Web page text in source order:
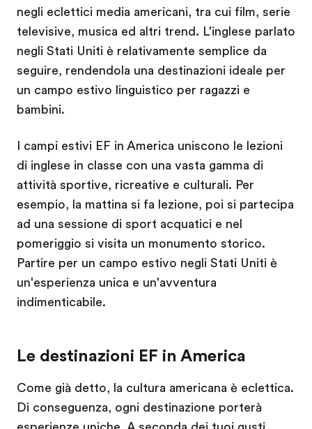
negli eclettici media americani, tra cui film, serie
televisive, musica ed altri trend. L'inglese parlato
negli Stati Uniti è relativamente semplice da
seguire, rendendola una destinazioni ideale per
un campo estivo linguistico per ragazzi e
bambini.
I campi estivi EF in America uniscono le lezioni
di inglese in classe con una vasta gamma di
attività sportive, ricreative e culturali. Per
esempio, la mattina si fa lezione, poi si partecipa
ad una sessione di sport acquatici e nel
pomeriggio si visita un monumento storico.
Partire per un campo estivo negli Stati Uniti è
un'esperienza unica e un'avventura
indimenticabile.
Le destinazioni EF in America
Come già detto, la cultura americana è eclettica.
Di conseguenza, ogni destinazione porterà